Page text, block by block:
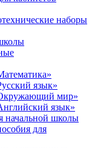
наборы
язык»
мир»
язык»
начальной школы
для